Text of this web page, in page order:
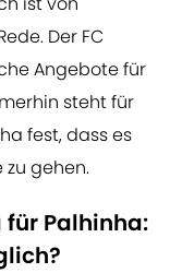
Der FC
Angebote für
steht für
fest, dass es
gehen.
für Palhinha: